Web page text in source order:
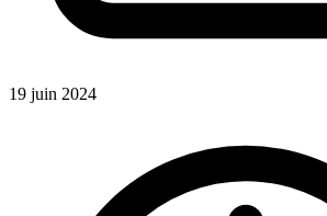
19 juin 2024